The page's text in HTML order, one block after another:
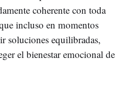
coherente con toda
incluso en momentos
soluciones equilibradas,
el bienestar emocional de